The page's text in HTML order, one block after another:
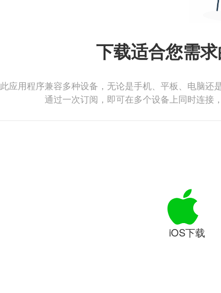
下载适合您需
此应用程序兼容多种设备，无论是手机、平板、电脑还
通过一次订阅，即可在多个设备上同时连接
iOS下载